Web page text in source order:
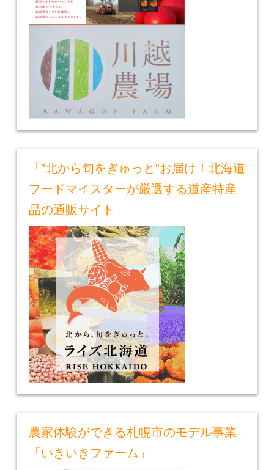
「”北から旬をぎゅっと”お届け！北海道
フードマイスターが厳選する道産特産
品の通販サイト」
農家体験ができる札幌市のモデル事業
「いきいきファーム」